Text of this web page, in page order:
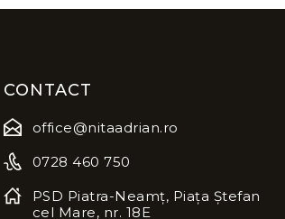
CONTACT
office@nitaadrian.ro
0728 460 750
PSD Piatra-Neamț, Piața Ștefan
cel Mare, nr. 18E